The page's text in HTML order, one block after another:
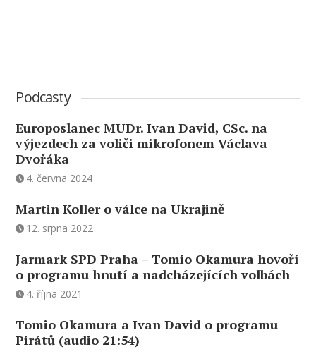
Podcasty
Europoslanec MUDr. Ivan David, CSc. na
výjezdech za voliči mikrofonem Václava
Dvořáka
4. června 2024
Martin Koller o válce na Ukrajině
12. srpna 2022
Jarmark SPD Praha – Tomio Okamura hovoří
o programu hnutí a nadcházejících volbách
4. října 2021
Tomio Okamura a Ivan David o programu
Pirátů (audio 21:54)